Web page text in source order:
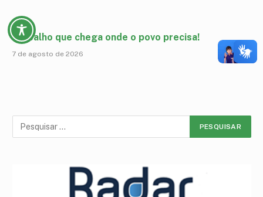
Trabalho que chega onde o povo precisa!
7 de agosto de 2026